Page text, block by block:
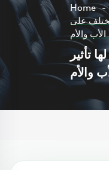
Home
مختلف على
والأم
تأثير
والأم